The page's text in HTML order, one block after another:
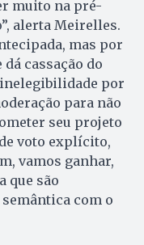
muito na pré-
alerta Meirelles.
mas por
cassação do
por
para não
seu projeto
voto explícito,
vamos ganhar,
que são
com o